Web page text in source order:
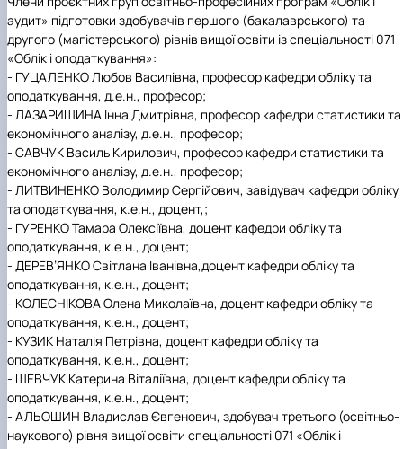
аудит» підготовки здобувачів першого (бакалаврського) та
другого (магістерського) рівнів вищої освіти із спеціальності 071
«Облік і оподаткування»:
- ГУЦАЛЕНКОЛюбов Василівна, професор кафедри обліку та
оподаткування, д.е.н., професор;
- ЛАЗАРИШИНА Інна Дмитрівна, професор кафедри статистики та
економічного аналізу, д.е.н., професор;
- САВЧУК Василь Кирилович, професор кафедри статистики та
економічного аналізу, д.е.н., професор;
- ЛИТВИНЕНКО Володимир Сергійович, завідувач кафедри обліку
та оподаткування, к.е.н., доцент,;
- ГУРЕНКО Тамара Олексіївна, доцент кафедри обліку та
оподаткування, к.е.н., доцент;
- ДЕРЕВ’ЯНКО Світлана Іванівна,доцент кафедри обліку та
оподаткування, к.е.н., доцент;
- КОЛЕСНІКОВА Олена Миколаївна, доцент кафедри обліку та
оподаткування, к.е.н., доцент;
- КУЗИК Наталія Петрівна, доцент кафедри обліку та
оподаткування, к.е.н., доцент;
- ШЕВЧУК Катерина Віталіївна, доцент кафедри обліку та
оподаткування, к.е.н., доцент;
- АЛЬОШИН Владислав Євгенович, здобувач третього (освітньо-
наукового) рівня вищої освіти спеціальності 071 «Облік і